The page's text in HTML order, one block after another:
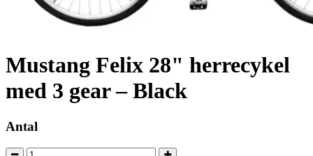
Mustang Felix 28" herrecykel
med 3 gear – Black
Antal